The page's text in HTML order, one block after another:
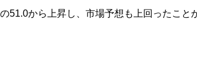
51.0から上昇し、市場予想も上回ったこと